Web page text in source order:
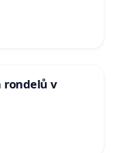
rondelů v